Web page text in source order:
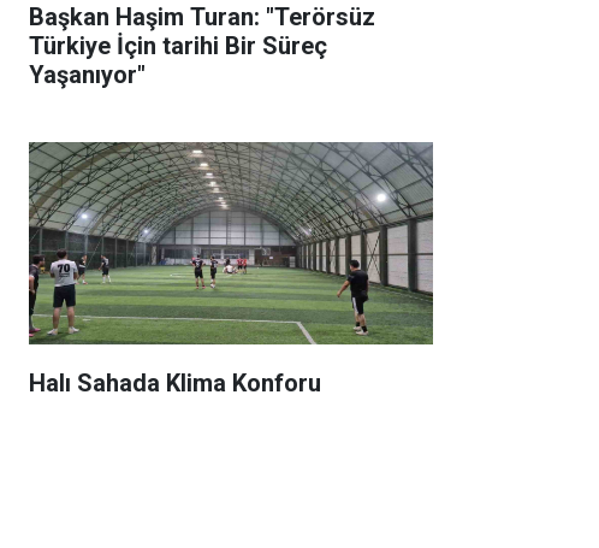
Başkan Haşim Turan: "Terörsüz
Türkiye İçin tarihi Bir Süreç
Yaşanıyor"
Halı Sahada Klima Konforu